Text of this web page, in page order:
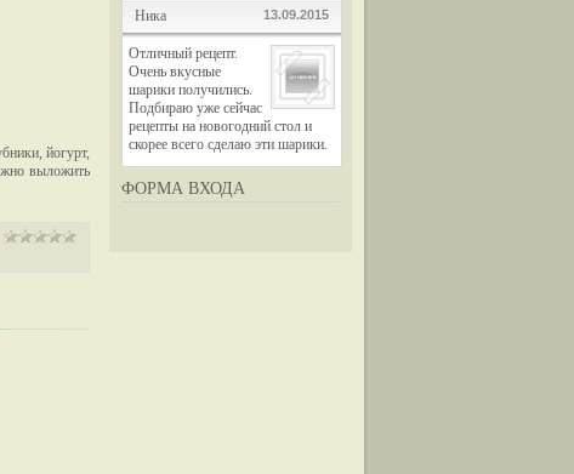
Ника 13.09.2015
Отличный рецепт.
Очень вкусные
шарики получились.
Подбираю уже сейчас
рецепты на новогодний стол и
скорее всего сделаю эти шарики.
ФОРМА ВХОДА
йогурт,
выложить